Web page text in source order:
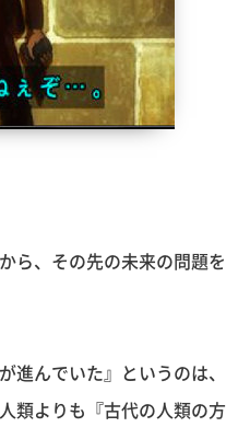
ら、その先の未来の問題を
進んでいた』というのは、
類よりも『古代の人類の方